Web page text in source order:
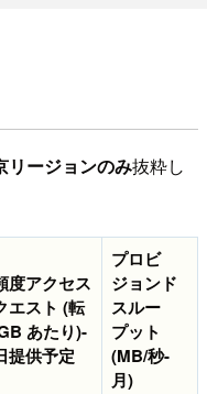
リージョンのみ抜粋し
度アクセス
エスト (転
あたり)-
提供予定
プロビ
ジョンド
スルー
プット
(MB/秒-
月)